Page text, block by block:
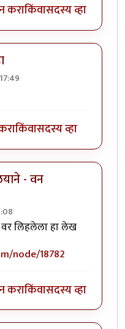
कराकिंवासदस्य व्हा
किंवासदस्य व्हा
- वन
पण लिहाbyपक पक पक
वर लिहलेला हालेख
node/18782
कराकिंवासदस्य व्हा